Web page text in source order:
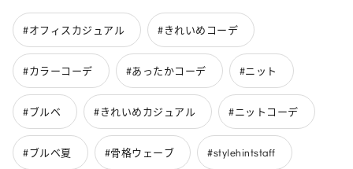
#オフィスカジュアル #きれいめコーデ
#カラーコーデ #あったかコーデ #ニット
#ブルベ #きれいめカジュアル #ニットコーデ
#ブルベ夏 #骨格ウェーブ #stylehintstaff